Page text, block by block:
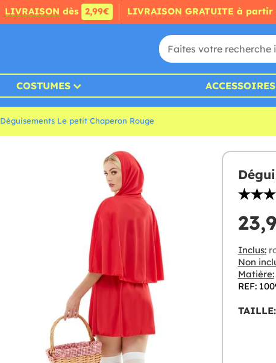
LIVRAISON dès 2,99€ LIVRAISON GRATUITE à partir
COSTUMES ACCESSOIRES
Déguisements Le petit Chaperon Rouge
Inclus:
Non
Matière:
REF:
TAILLE: